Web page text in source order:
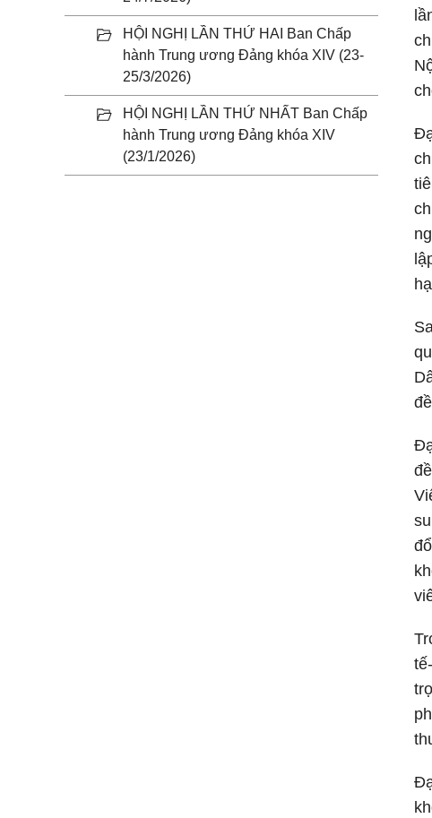
HỘI NGHỊ LẦN THỨ HAI Ban Chấp
hành Trung ương Đảng khóa XIV (23-
25/3/2026)
HỘI NGHỊ LẦN THỨ NHẤT Ban Chấp
hành Trung ương Đảng khóa XIV
(23/1/2026)